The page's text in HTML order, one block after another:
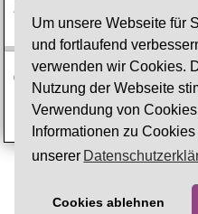
Um unsere Webseite für
und fortlaufend
verwenden wir Cookies.
Nutzung der Webseite
Verwendung von
Informationen zu
unserer
Cookies ablehnen
Aktuelles
© Ev. Gesamtkirchengemeinde
Impressum·Datenschutz